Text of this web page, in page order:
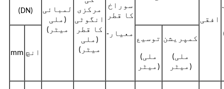
(DN)
لمبائی
(ملی
میٹر)
مرکزی
انگوٹی
کا قطر
(ملی
میٹر)
سوراخ
کا قطر
-معیار
افقی
mm انچ
توسیع
(ملی
میٹر)
کمپریشن
(ملی
میٹر)